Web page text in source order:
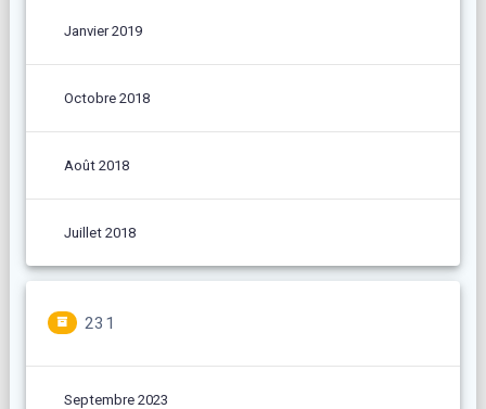
Janvier 2019
Octobre 2018
Août 2018
Juillet 2018
231
Septembre 2023